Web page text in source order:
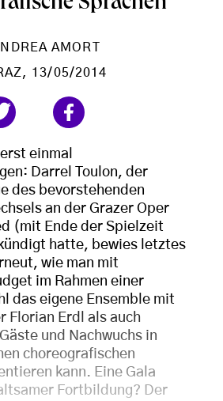
AMORT
, 13/05/2014
einmal
Darrel Toulon, der
des bevorstehenden
an der Grazer Oper
(mit Ende der Spielzeit
hatte, bewies letztes
wie man mit
im Rahmen einer
das eigene Ensemble mit
Florian Erdl als auch
und Nachwuchs in
choreografischen
kann. Eine Gala
Fortbildung? Der